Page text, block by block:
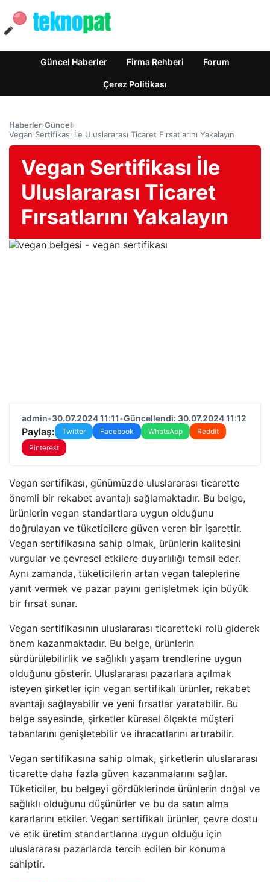
Güncel Haberler Firma Rehberi Forum
Çerez Politikası
Haberler›Güncel›
Vegan Sertifikası İle Uluslararası Ticaret Fırsatlarını Yakalayın
Vegan Sertifikası İle
Uluslararası Ticaret
Fırsatlarını Yakalayın
admin•30.07.2024 11:11•Güncellendi: 30.07.2024 11:12
Paylaş: Twitter Facebook WhatsApp
Reddit
Pinterest
Vegan sertifikası, günümüzde uluslararası ticarette
önemli bir rekabet avantajı sağlamaktadır. Bu belge,
ürünlerin vegan standartlara uygun olduğunu
doğrulayan ve tüketicilere güven veren bir işarettir.
Vegan sertifikasına sahip olmak, ürünlerin kalitesini
vurgular ve çevresel etkilere duyarlılığı temsil eder.
Aynı zamanda, tüketicilerin artan vegan taleplerine
yanıt vermek ve pazar payını genişletmek için büyük
bir fırsat sunar.
Vegan sertifikasının uluslararası ticaretteki rolü giderek
önem kazanmaktadır. Bu belge, ürünlerin
sürdürülebilirlik ve sağlıklı yaşam trendlerine uygun
olduğunu gösterir. Uluslararası pazarlara açılmak
isteyen şirketler için vegan sertifikalı ürünler, rekabet
avantajı sağlayabilir ve yeni fırsatlar yaratabilir. Bu
belge sayesinde, şirketler küresel ölçekte müşteri
tabanlarını genişletebilir ve ihracatlarını artırabilir.
Vegan sertifikasına sahip olmak, şirketlerin uluslararası
ticarette daha fazla güven kazanmalarını sağlar.
Tüketiciler, bu belgeyi gördüklerinde ürünlerin doğal ve
sağlıklı olduğunu düşünürler ve bu da satın alma
kararlarını etkiler. Vegan sertifikalı ürünler, çevre dostu
ve etik üretim standartlarına uygun olduğu için
uluslararası pazarlarda tercih edilen bir konuma
sahiptir.